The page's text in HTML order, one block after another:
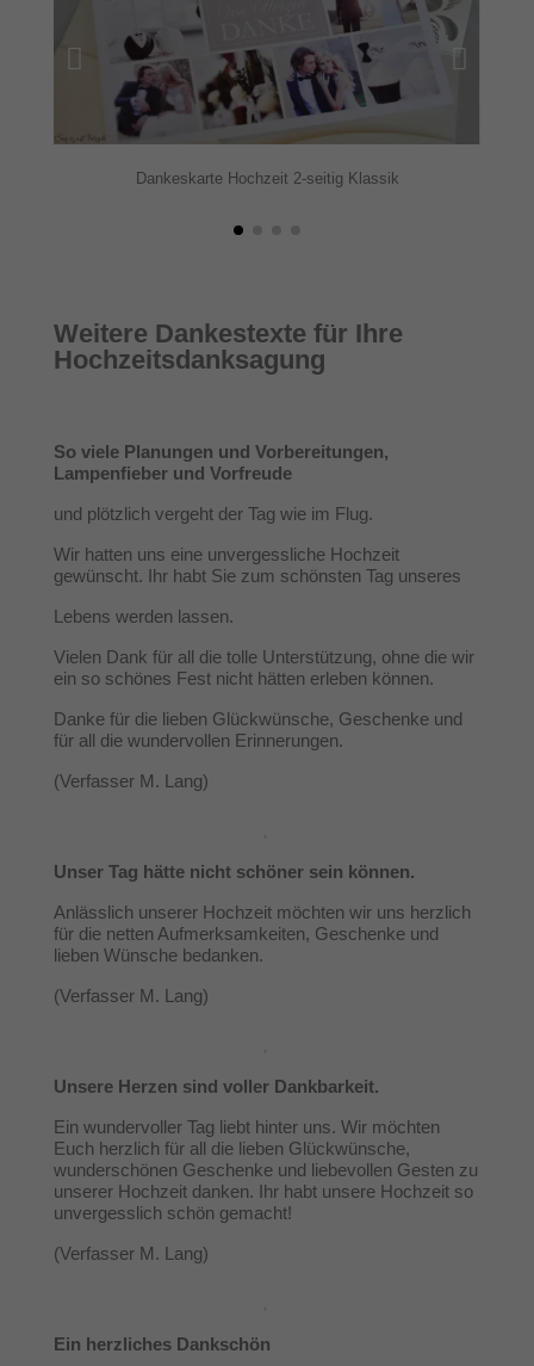
Dankeskarte Hochzeit 2-seitig Klassik
Weitere Dankestexte für Ihre
Hochzeitsdanksagung
So viele Planungen und Vorbereitungen,
Lampenfieber und Vorfreude
und plötzlich vergeht der Tag wie im Flug.
Wir hatten uns eine unvergessliche Hochzeit
gewünscht. Ihr habt Sie zum schönsten Tag unseres
Lebens werden lassen.
Vielen Dank für all die tolle Unterstützung, ohne die wir
ein so schönes Fest nicht hätten erleben können.
Danke für die lieben Glückwünsche, Geschenke und
für all die wundervollen Erinnerungen.
(Verfasser M. Lang)
Unser Tag hätte nicht schöner sein können.
Anlässlich unserer Hochzeit möchten wir uns herzlich
für die netten Aufmerksamkeiten, Geschenke und
lieben Wünsche bedanken.
(Verfasser M. Lang)
Unsere Herzen sind voller Dankbarkeit.
Ein wundervoller Tag liebt hinter uns. Wir möchten
Euch herzlich für all die lieben Glückwünsche,
wunderschönen Geschenke und liebevollen Gesten zu
unserer Hochzeit danken. Ihr habt unsere Hochzeit so
unvergesslich schön gemacht!
(Verfasser M. Lang)
Ein herzliches Dankschön